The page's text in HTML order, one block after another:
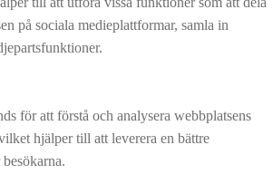
på sociala medieplattformar, samla in
för att förstå och analysera webbplatsens
hjälper till att leverera en bättre